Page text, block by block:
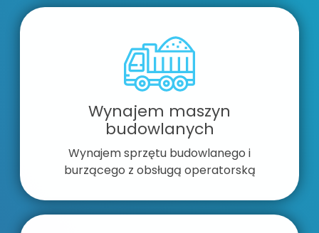
Wynajem maszyn
budowlanych
Wynajem sprzętu budowlanego i
burzącego z obsługą operatorską